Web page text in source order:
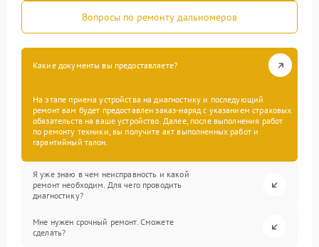
Вопросы по ремонту дальномеров
Какие документы вы предоставляете?
На этапе приема устройства на диагностику и последующий
ремонт вам будет предоставлен заказ-наряд с указанием страховых
обязательств на ваше устройство. Далее, после выполнения работ
по ремонту техники, вы получите акт выполненных работ и
гарантийный талон.
Я уже знаю в чем неисправность и какой
ремонт необходим. Для чего проводить
диагностику?
Мне нужен срочный ремонт. Сможете
сделать?